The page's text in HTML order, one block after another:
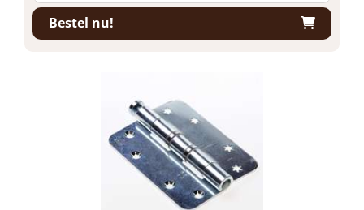
Bestel nu!